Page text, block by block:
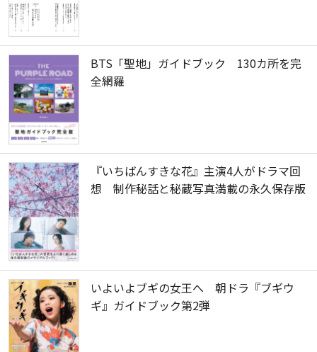
BTS「聖地」ガイドブック 130カ所を完
全網羅
『いちばんすきな花』主演4人がドラマ回
想 制作秘話と秘蔵写真満載の永久保存版
いよいよブギの女王へ 朝ドラ『ブギウ
ギ』ガイドブック第2弾